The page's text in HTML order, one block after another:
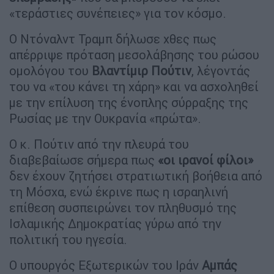
«τεράστιες συνέπειες» για τον κόσμο.
Ο Ντόναλντ Τραμπ δήλωσε χθες πως
απέρριψε πρόταση μεσολάβησης του ρώσου
ομολόγου του Βλαντίμιρ Πούτιν, λέγοντάς
του να «του κάνει τη χάρη» και να ασχοληθεί
με την επίλυση της ένοπλης σύρραξης της
Ρωσίας με την Ουκρανία «πρώτα».
Ο κ. Πούτιν από την πλευρά του
διαβεβαίωσε σήμερα πως «οι ιρανοί φίλοι»
δεν έχουν ζητήσει στρατιωτική βοήθεια από
τη Μόσχα, ενώ έκρινε πως η ισραηλινή
επίθεση συσπειρώνει τον πληθυσμό της
Ισλαμικής Δημοκρατίας γύρω από την
πολιτική του ηγεσία.
Ο υπουργός Εξωτερικών του Ιράν Αμπάς